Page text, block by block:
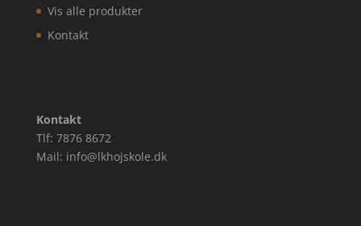
Vis alle produkter
Kontakt
Kontakt
Tlf: 7876 8672
Mail: info@lkhojskole.dk